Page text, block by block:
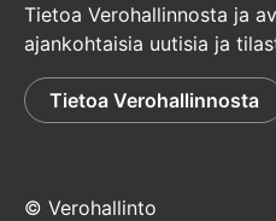
Tietoa Verohallinnosta ja
ajankohtaisia uutisia ja
Tietoa Verohallinnosta
© Verohallinto